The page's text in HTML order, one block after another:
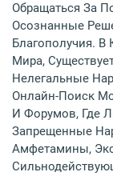
Обращаться За
Осознанные
Благополучия. В
Мира,
Нелегальные
Онлайн-Поиск
И Форумов, Где
Запрещенные
Амфетамины,